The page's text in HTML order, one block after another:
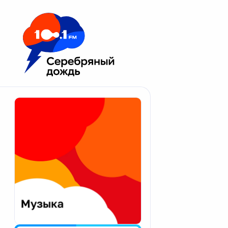
Москва 100.1 FM
Апатиты
Екатеринбург
Калининград
Калуга